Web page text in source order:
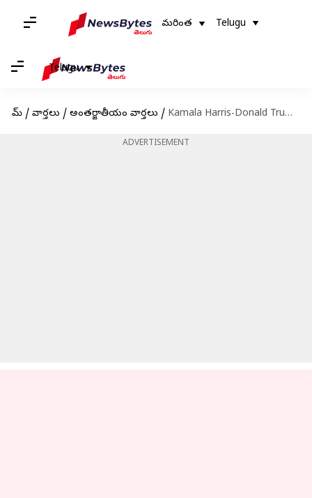
మరింత Telugu
Telugu
హోమ్ / వార్తలు / అంతర్జాతీయం వార్తలు / Kamala Harris-Donald Trump: కమలా హారిస్‌ ఇంటర్వ్యూపై ట్రంప్ తీవ్ర ఆరోపణలు .. CBS న్యూస్‌ మీడియా సంస్థపై చట్టపరమైన చర్యలు
ADVERTISEMENT